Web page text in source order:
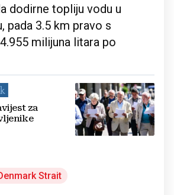
dodirne topliju vodu u
pada 3.5 km pravo s
milijuna litara po
za
Strait